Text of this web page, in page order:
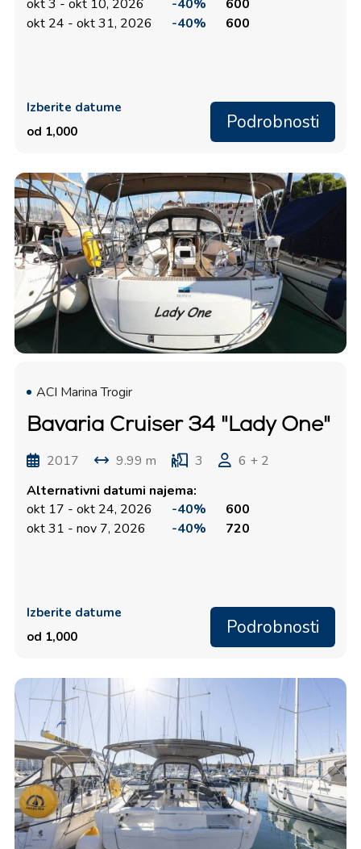
okt 3 - okt 10, 2026 -40%
600
okt 24 - okt 31, 2026
-40% 600
Izberite datume
od 1,000
Podrobnosti
ACI Marina Trogir
Bavaria Cruiser 34 "Lady One"
2017 9.99 m 3
6 + 2
Alternativni datumi najema:
okt 17 - okt 24, 2026
-40%
600
okt 31 - nov 7, 2026
-40% 720
Izberite datume
od 1,000
Podrobnosti